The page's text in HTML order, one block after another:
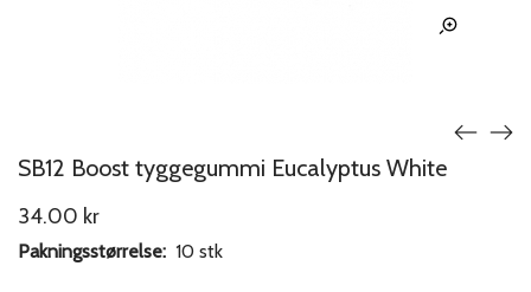
SB12 Boost tyggegummi Eucalyptus White
34.00 kr
Pakningsstørrelse: 10 stk